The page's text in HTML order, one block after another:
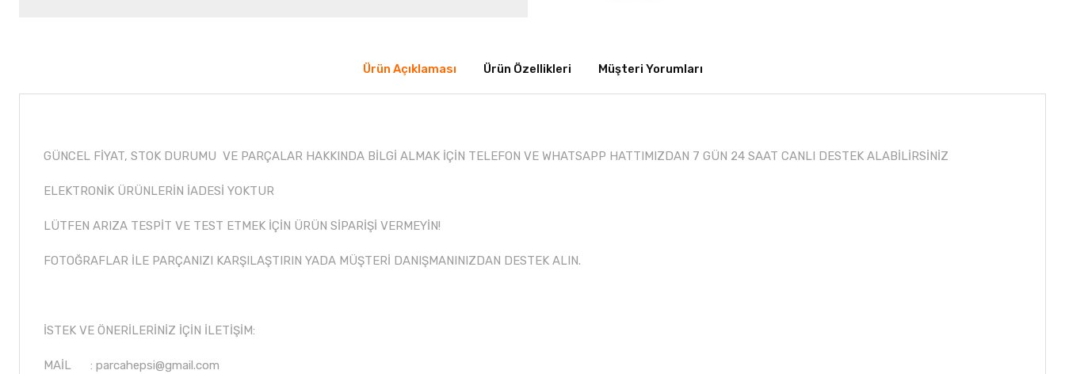
Ürün Açıklaması Ürün Özellikleri Müşteri Yorumları
GÜNCEL FİYAT, STOK DURUMU VE PARÇALAR HAKKINDA BİLGİ ALMAK İÇİN TELEFON VE WHATSAPP HATTIMIZDAN 7 GÜN 24 SAAT CANLI DESTEK ALABİLİRSİNİZ
ELEKTRONİK ÜRÜNLERİN İADESİ YOKTUR
LÜTFEN ARIZA TESPİT VE TEST ETMEK İÇİN ÜRÜN SİPARİŞİ VERMEYİN!
FOTOĞRAFLAR İLE PARÇANIZI KARŞILAŞTIRIN YADA MÜŞTERİ DANIŞMANINIZDAN DESTEK ALIN.
İSTEK VE ÖNERİLERİNİZ İÇİN İLETİŞİM:
MAİL : parcahepsi@gmail.com